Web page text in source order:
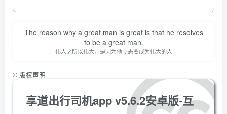
The reason why a great man is great is that he resolves
to be a great man.
伟人之所以伟大，是因为他立志要成为伟大的人
© 版权声明
享道出行司机app v5.6.2安卓版-互